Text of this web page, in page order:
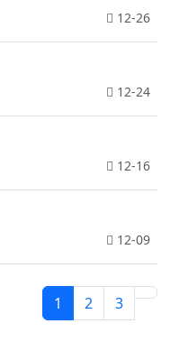
12-26
12-24
12-16
12-09
1 2 3